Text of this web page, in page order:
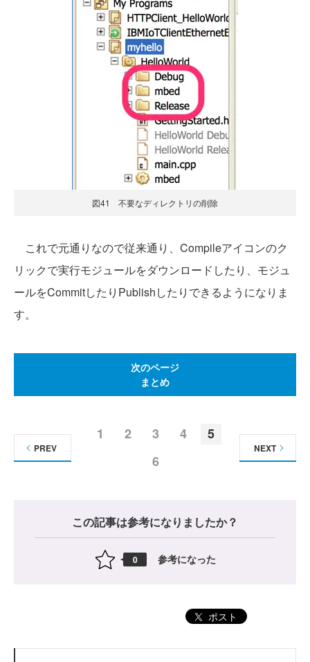
図41 不要なディレクトリの削除
これで元通りなので従来通り、Compileアイコンのク
リックで実行モジュールをダウンロードしたり、モジュ
ールをCommitしたりPublishしたりできるようになりま
す。
次のページ
まとめ
1 2 3 4
5
6
PREV NEXT
この記事は参考になりましたか？
0 参考になった
ポスト